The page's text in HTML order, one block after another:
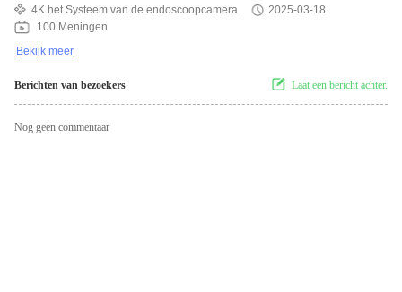
4K het Systeem van de endoscoopcamera
2025-03-18
100 Meningen
Bekijk meer
Berichten van bezoekers Laat een bericht achter.
Nog geen commentaar